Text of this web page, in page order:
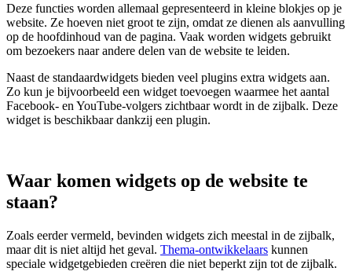
Deze functies worden allemaal gepresenteerd in kleine blokjes op je
website. Ze hoeven niet groot te zijn, omdat ze dienen als aanvulling
op de hoofdinhoud van de pagina. Vaak worden widgets gebruikt
om bezoekers naar andere delen van de website te leiden.
Naast de standaardwidgets bieden veel plugins extra widgets aan.
Zo kun je bijvoorbeeld een widget toevoegen waarmee het aantal
Facebook- en YouTube-volgers zichtbaar wordt in de zijbalk. Deze
widget is beschikbaar dankzij een plugin.
Waar komen widgets op de website te
staan?
Zoals eerder vermeld, bevinden widgets zich meestal in de zijbalk,
maar dit is niet altijd het geval. Thema-ontwikkelaars kunnen
speciale widgetgebieden creëren die niet beperkt zijn tot de zijbalk.